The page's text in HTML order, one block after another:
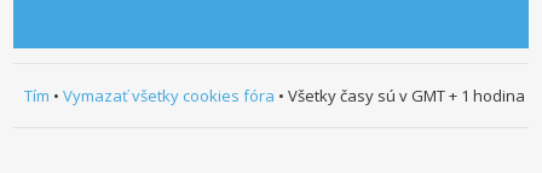
Tím • Vymazať všetky cookies fóra • Všetky časy sú v GMT + 1 hodina